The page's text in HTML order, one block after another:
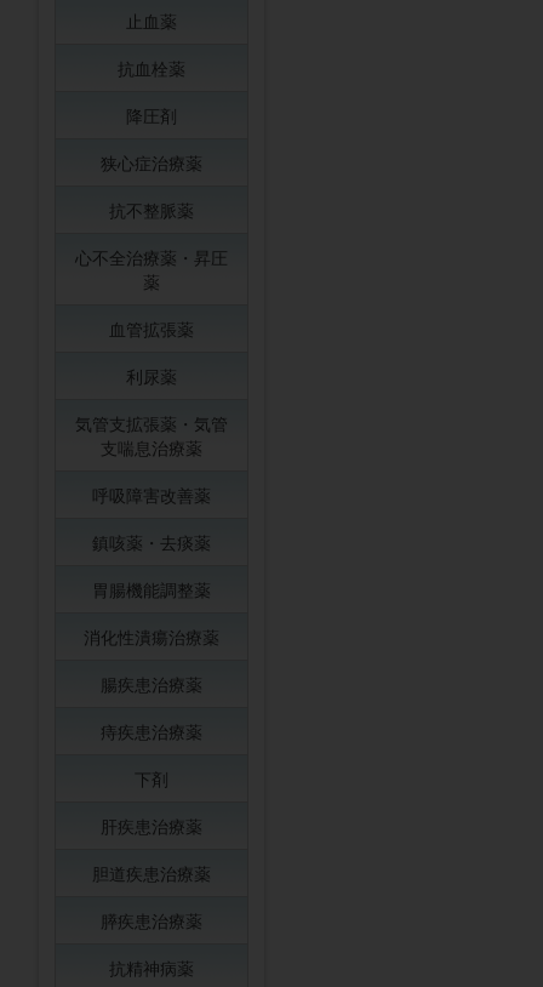
止血薬
抗血栓薬
降圧剤
狭心症治療薬
抗不整脈薬
心不全治療薬・昇圧
薬
血管拡張薬
利尿薬
気管支拡張薬・気管
支喘息治療薬
呼吸障害改善薬
鎮咳薬・去痰薬
胃腸機能調整薬
消化性潰瘍治療薬
腸疾患治療薬
痔疾患治療薬
下剤
肝疾患治療薬
胆道疾患治療薬
膵疾患治療薬
抗精神病薬